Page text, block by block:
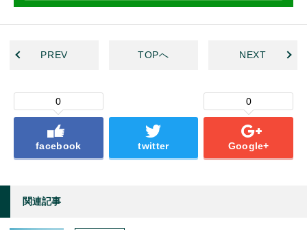
PREV TOPへ NEXT
0
facebook twitter
0
Google+
関連記事